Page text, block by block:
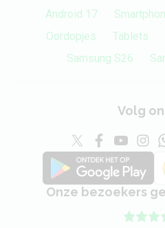
Android 17
Oordopjes
Tablets
Samsung S26
Volg
Onze bezoekers